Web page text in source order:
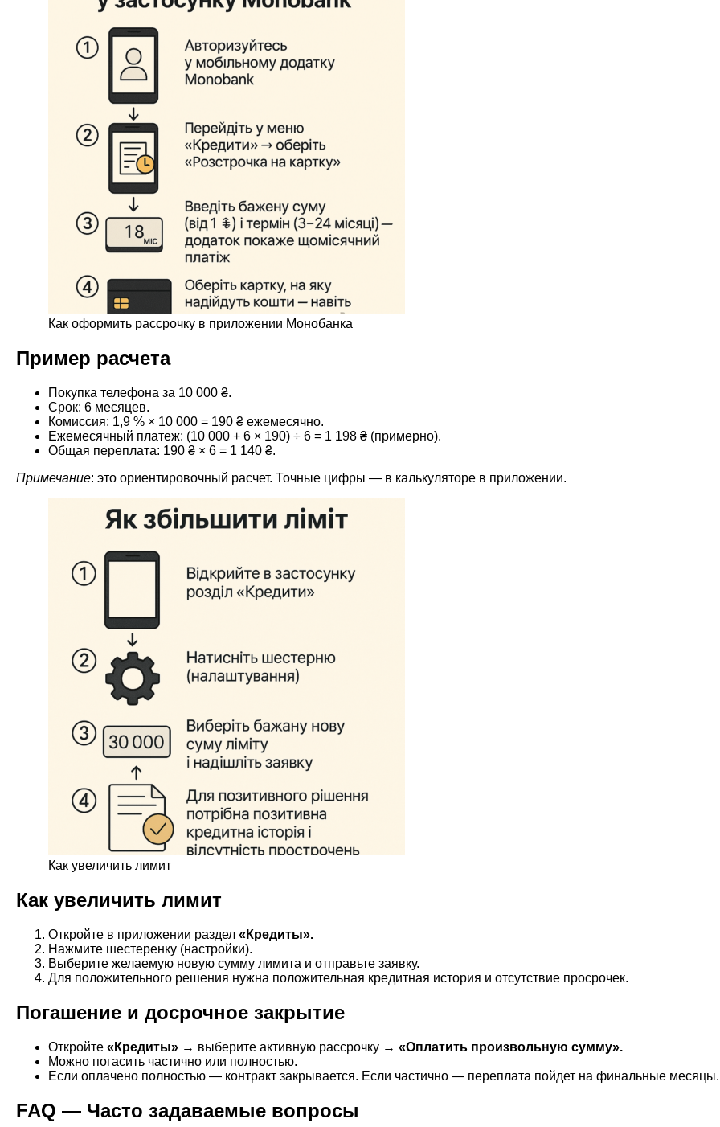
Как оформить рассрочку в приложении Монобанка
Пример расчета
Покупка телефона за 10 000 ₴.
Срок: 6 месяцев.
Комиссия: 1,9 % × 10 000 = 190 ₴ ежемесячно.
Ежемесячный платеж: (10 000 + 6 × 190) ÷ 6 = 1 198 ₴ (примерно).
Общая переплата: 190 ₴ × 6 = 1 140 ₴.
Примечание: это ориентировочный расчет. Точные цифры — в калькуляторе в приложении.
Как увеличить лимит
Как увеличить лимит
Откройте в приложении раздел «Кредиты».
Нажмите шестеренку (настройки).
Выберите желаемую новую сумму лимита и отправьте заявку.
Для положительного решения нужна положительная кредитная история и отсутствие просрочек.
Погашение и досрочное закрытие
Откройте «Кредиты» → выберите активную рассрочку → «Оплатить произвольную сумму».
Можно погасить частично или полностью.
Если оплачено полностью — контракт закрывается. Если частично — переплата пойдет на финальные месяцы.
FAQ — Часто задаваемые вопросы